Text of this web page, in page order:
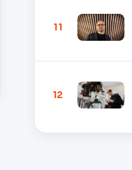
11
12